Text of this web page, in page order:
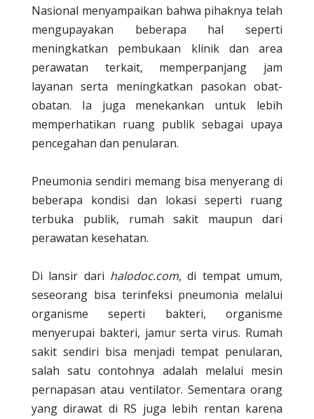
Nasional menyampaikan bahwa pihaknya telah
mengupayakan beberapa hal seperti
meningkatkan pembukaan klinik dan area
perawatan terkait, memperpanjang jam
layanan serta meningkatkan pasokan obat-
obatan. Ia juga menekankan untuk lebih
memperhatikan ruang publik sebagai upaya
pencegahan dan penularan.
Pneumonia sendiri memang bisa menyerang di
beberapa kondisi dan lokasi seperti ruang
terbuka publik, rumah sakit maupun dari
perawatan kesehatan.
Di lansir dari halodoc.com, di tempat umum,
seseorang bisa terinfeksi pneumonia melalui
organisme seperti bakteri, organisme
menyerupai bakteri, jamur serta virus. Rumah
sakit sendiri bisa menjadi tempat penularan,
salah satu contohnya adalah melalui mesin
pernapasan atau ventilator. Sementara orang
yang dirawat di RS juga lebih rentan karena